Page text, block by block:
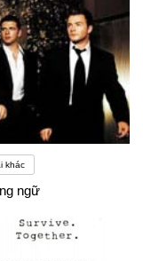
khác
ngữ